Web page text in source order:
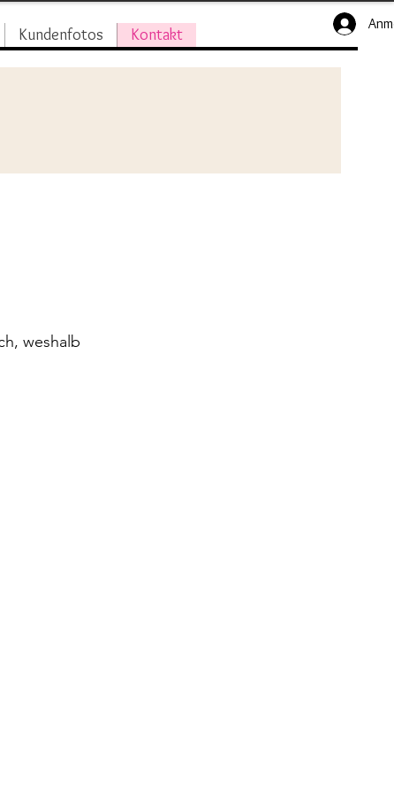
Kundenfotos Kontakt
weshalb